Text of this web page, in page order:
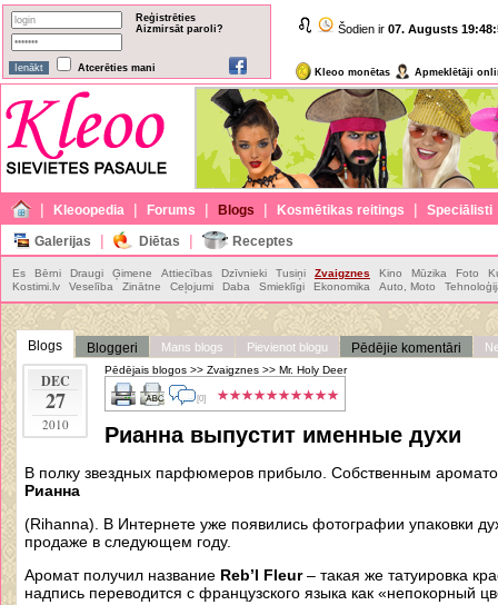
Reģistrēties
Aizmirsāt paroli?
Atcerēties mani
Šodien ir 07. Augusts
Kleoo monētas Apmeklētāji
| Kleoopedia | Forums | Blogs | Kosmētikas reitings | Speciālisti
Galerijas | Diētas | Receptes
Es Bērni Draugi Ģimene Attiecības Dzīvnieki Tusiņi Zvaigznes Kino Mūzika Foto
Kostimi.lv
Veselība Zinātne Ceļojumi Daba Smieklīgi Ekonomika Auto, Moto
Blogs Bloggeri Mans blogs Pievienot blogu Pēdējie komentāri
DEC
27
2010
Pēdējais blogos >> Zvaigznes >> Mr. Holy Deer
[0]
Рианна выпустит именные духи
В полку звездных парфюмеров прибыло. Собственным
Рианна
(Rihanna). В Интернете уже появились фотографии упаковки
продаже в следующем году.
Аромат получил название Reb’l Fleur– такая же татуировка
надпись переводится с французского языка как «непокорный